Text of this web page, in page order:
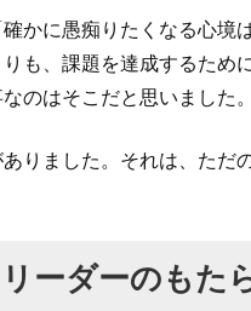
かに愚痴りたくなる心
も、課題を達成するため
のはそこだと思いました。
りました。それは、ただ
ーダーのもた